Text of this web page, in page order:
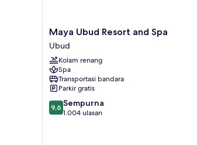
Maya
Ubud
Resort
and
Spa
Ubud
Maya Ubud Resort and Spa
Ubud
Kolam renang
Spa
Transportasi bandara
Parkir gratis
9.6
dari
9,6 Sempurna
1.004 ulasan